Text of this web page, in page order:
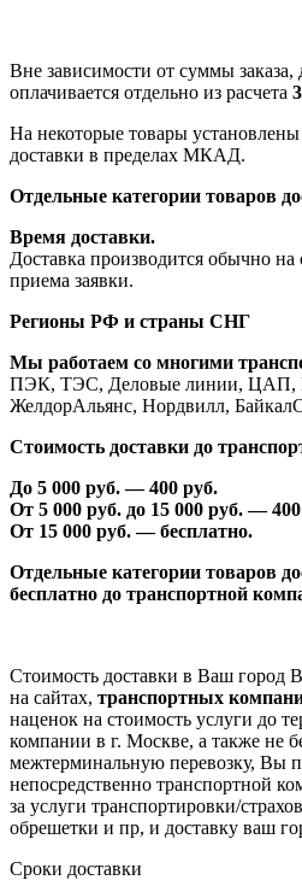
Вне зависимости от суммы
оплачивается отдельно из расчета
На некоторые товары
доставки в пределах МКАД.
Отдельные категории товаров
Время доставки.
Доставка производится обычно
приема заявки.
Регионы РФ и страны СНГ
Мы работаем со многими
ПЭК, ТЭС, Деловые линии, ЦАП,
ЖелдорАльянс, Нордвилл,
Стоимость доставки до
До 5 000 руб. —400 руб.
От 5 000 руб. до 15 000 руб. —40
От 15 000 руб. — бесплатно.
Отдельные категории товаров
бесплатно до транспортной
Стоимость доставки в Ваш город
на сайтах, транспортных
наценок на стоимость услуги до
компании в г. Москве, а также не
межтерминальную перевозку, Вы
непосредственно транспортной
за услуги транспортировки/
обрешетки и пр, и доставку ваш
Сроки доставки